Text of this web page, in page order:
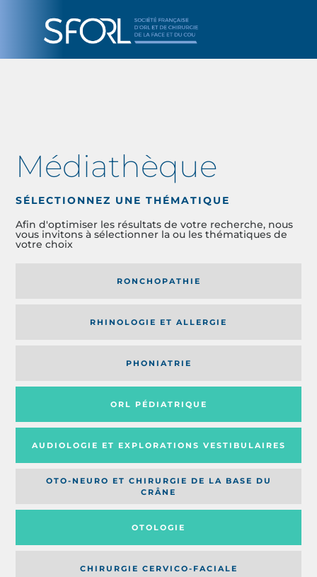
Médiathèque
SÉLECTIONNEZ UNE THÉMATIQUE
Afin d'optimiser les résultats de votre recherche, nous
vous invitons à sélectionner la ou les thématiques de
votre choix
RONCHOPATHIE
RHINOLOGIE ET ALLERGIE
PHONIATRIE
ORL PÉDIATRIQUE
AUDIOLOGIE ET EXPLORATIONS VESTIBULAIRES
OTO-NEURO ET CHIRURGIE DE LA BASE DU
CRÂNE
OTOLOGIE
CHIRURGIE CERVICO-FACIALE